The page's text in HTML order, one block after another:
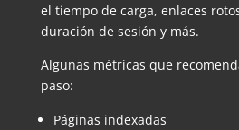
el tiempo de carga, enlaces
duración de sesión y más.
Algunas métricas que
paso:
Páginas indexadas